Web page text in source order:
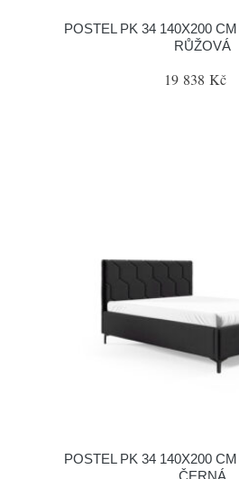
POSTEL PK 34 140X200
RŮŽOVÁ
19 838 Kč
POSTEL PK 34 140X200
ČERNÁ